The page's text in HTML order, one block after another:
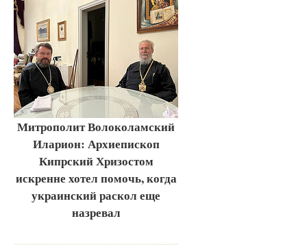
Митрополит Волоколамский
Иларион: Архиепископ
Кипрский Хризостом
искренне хотел помочь, когда
украинский раскол еще
назревал